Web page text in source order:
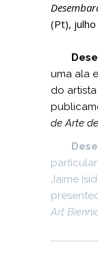
(Pt),
uma ala
do
de Arte
Jaime
Art